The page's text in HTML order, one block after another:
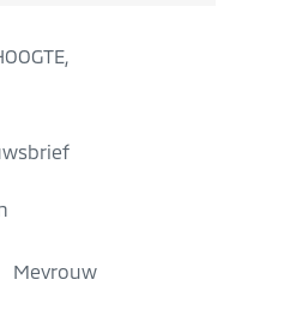
Mevrouw